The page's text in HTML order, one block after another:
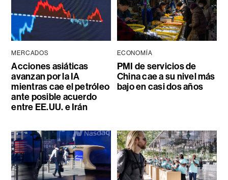
MERCADOS
Acciones asiáticas
avanzan por la IA
mientras cae el petróleo
ante posible acuerdo
entre EE.UU. e Irán
ECONOMÍA
PMI de servicios de
China cae a su nivel más
bajo en casi dos años